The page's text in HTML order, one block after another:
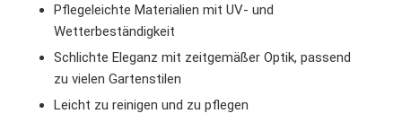
Pflegeleichte Materialien mit UV- und
Wetterbeständigkeit
Schlichte Eleganz mit zeitgemäßer Optik, passend
zu vielen Gartenstilen
Leicht zu reinigen und zu pflegen